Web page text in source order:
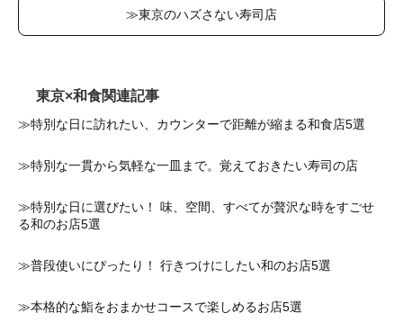
≫東京のハズさない寿司店
東京×和食関連記事
≫特別な日に訪れたい、カウンターで距離が縮まる和食店5選
≫特別な一貫から気軽な一皿まで。覚えておきたい寿司の店
≫特別な日に選びたい！ 味、空間、すべてが贅沢な時をすごせ
る和のお店5選
≫普段使いにぴったり！ 行きつけにしたい和のお店5選
≫本格的な鮨をおまかせコースで楽しめるお店5選